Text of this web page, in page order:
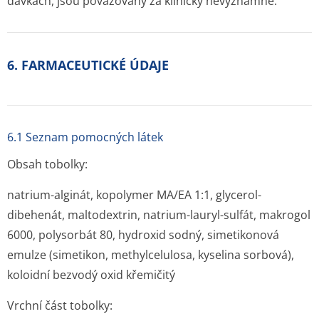
6. FARMACEUTICKÉ ÚDAJE
6.1 Seznam pomocných látek
Obsah tobolky:
natrium-alginát, kopolymer MA/EA 1:1, glycerol-
dibehenát, maltodextrin, natrium-lauryl-sulfát, makrogol
6000, polysorbát 80, hydroxid sodný, simetikonová
emulze (simetikon, methylcelulosa, kyselina sorbová),
koloidní bezvodý oxid křemičitý
Vrchní část tobolky: